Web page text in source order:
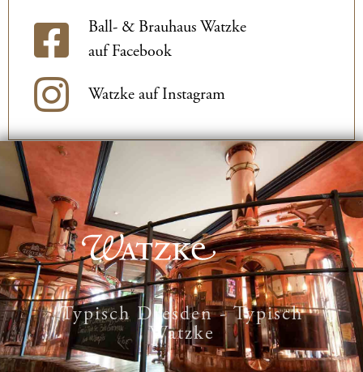
Ball- & Brauhaus Watzke
auf Facebook
Watzke auf Instagram
Typisch Dresden - Typisch
Watzke